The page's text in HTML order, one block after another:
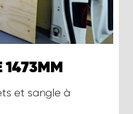
1473MM
et sangle à